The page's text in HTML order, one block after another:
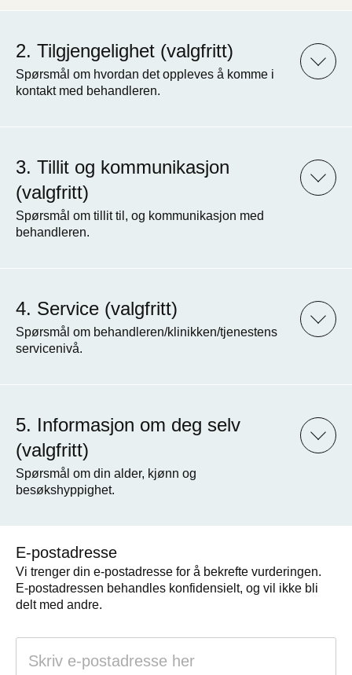
Tilgjengelighet (valgfritt)
Spørsmål om hvordan det oppleves å komme i
kontakt med behandleren.
Tillit og kommunikasjon
(valgfritt)
Spørsmål om tillit til, og kommunikasjon med
behandleren.
Service (valgfritt)
Spørsmål om behandleren/klinikken/tjenestens
servicenivå.
Informasjon om deg selv
(valgfritt)
Spørsmål om din alder, kjønn og
besøkshyppighet.
E-postadresse
Vi trenger din e-postadresse for å bekrefte vurderingen.
E-postadressen behandles konfidensielt, og vil ikke bli
delt med andre.